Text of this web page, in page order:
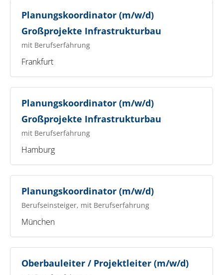
Planungskoordinator (m/w/d)
Großprojekte Infrastrukturbau
mit Berufserfahrung
Frankfurt
Planungskoordinator (m/w/d)
Großprojekte Infrastrukturbau
mit Berufserfahrung
Hamburg
Planungskoordinator (m/w/d)
Berufseinsteiger, mit Berufserfahrung
München
Oberbauleiter / Projektleiter (m/w/d)